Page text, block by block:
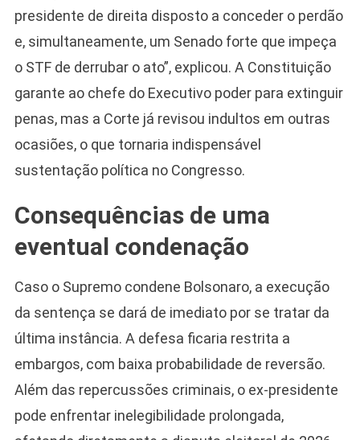
presidente de direita disposto a conceder o perdão
e, simultaneamente, um Senado forte que impeça
o STF de derrubar o ato”, explicou. A Constituição
garante ao chefe do Executivo poder para extinguir
penas, mas a Corte já revisou indultos em outras
ocasiões, o que tornaria indispensável
sustentação política no Congresso.
Consequências de uma
eventual condenação
Caso o Supremo condene Bolsonaro, a execução
da sentença se dará de imediato por se tratar da
última instância. A defesa ficaria restrita a
embargos, com baixa probabilidade de reversão.
Além das repercussões criminais, o ex-presidente
pode enfrentar inelegibilidade prolongada,